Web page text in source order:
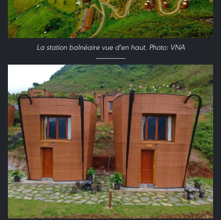
La station balnéaire vue d'en haut. Photo: VNA